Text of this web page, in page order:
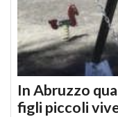
In Abruzzo
figli piccoli